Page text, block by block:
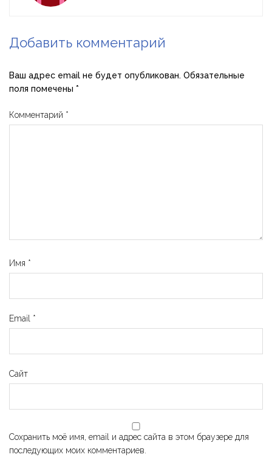
Добавить комментарий
Ваш адрес email не будет опубликован. Обязательные
поля помечены *
Комментарий *
Имя *
Email *
Сайт
Сохранить моё имя, email и адрес сайта в этом браузере для
последующих моих комментариев.